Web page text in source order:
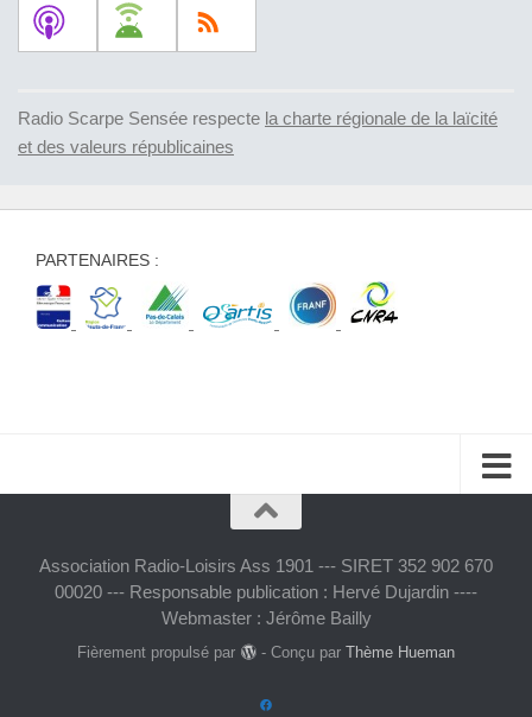
Radio Scarpe Sensée respecte la charte régionale de la laïcité
et des valeurs républicaines
PARTENAIRES :
Association Radio-Loisirs Ass 1901 --- SIRET 352 902 670
00020 --- Responsable publication : Hervé Dujardin ----
Webmaster : Jérôme Bailly
Fièrement propulsé par - Conçu par Thème Hueman